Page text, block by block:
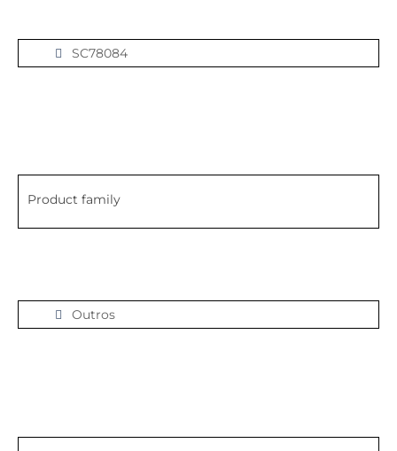
SC78084
Product family
Outros